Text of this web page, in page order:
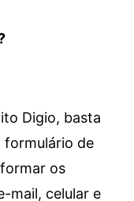
Digio, basta
formulário de
os
mail, celular e